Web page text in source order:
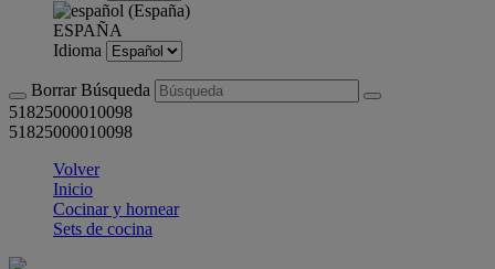
ESPAÑA
Idioma
Borrar Búsqueda
51825000010098
51825000010098
Volver
Inicio
Cocinar y hornear
Sets de cocina